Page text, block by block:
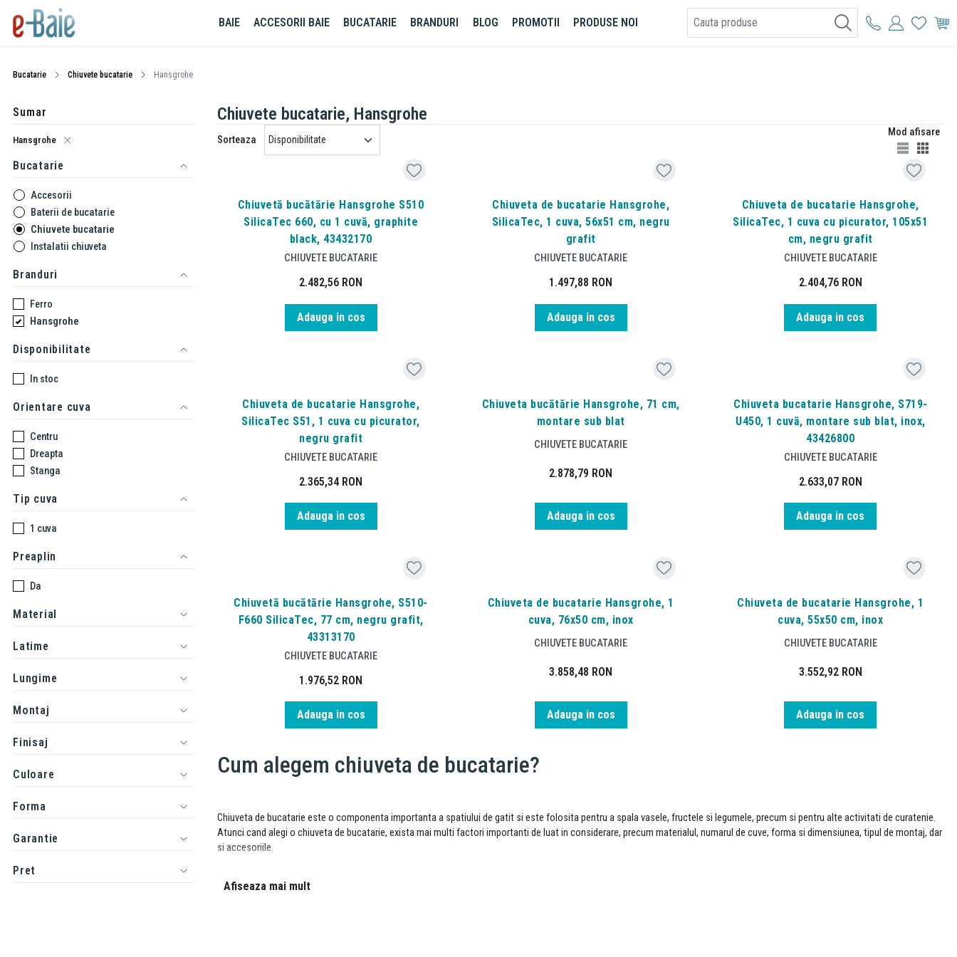
BAIE ACCESORII BAIE BUCATARIE BRANDURI BLOG PROMOTII PRODUSE NOI
Bucatarie Chiuvete bucatarie Hansgrohe
Sumar
Hansgrohe
Bucatarie
Accesorii
Baterii de bucatarie
Chiuvete bucatarie
Instalatii chiuveta
Branduri
Ferro
Hansgrohe
Disponibilitate
In stoc
Orientare cuva
Centru
Dreapta
Stanga
Tip cuva
1 cuva
Preaplin
Da
Material
Latime
Lungime
Montaj
Finisaj
Culoare
Forma
Garantie
Pret
Chiuvete bucatarie, Hansgrohe
Sorteaza
Mod afisare
Chiuvetă bucătărie Hansgrohe S510
SilicaTec 660, cu 1 cuvă, graphite
black, 43432170
CHIUVETE BUCATARIE
2.482,56 RON
Adauga in cos
Chiuveta de bucatarie Hansgrohe,
SilicaTec, 1 cuva, 56x51 cm, negru
grafit
CHIUVETE BUCATARIE
1.497,88 RON
Adauga in cos
Chiuveta de bucatarie Hansgrohe,
SilicaTec, 1 cuva cu picurator, 105x51
cm, negru grafit
CHIUVETE BUCATARIE
2.404,76 RON
Adauga in cos
Chiuveta de bucatarie Hansgrohe,
SilicaTec S51, 1 cuva cu picurator,
negru grafit
CHIUVETE BUCATARIE
2.365,34 RON
Adauga in cos
Chiuveta bucătărie Hansgrohe, 71 cm,
montare sub blat
CHIUVETE BUCATARIE
2.878,79 RON
Adauga in cos
Chiuveta bucatarie Hansgrohe, S719-
U450, 1 cuvă, montare sub blat, inox,
43426800
CHIUVETE BUCATARIE
2.633,07 RON
Adauga in cos
Chiuvetă bucătărie Hansgrohe, S510-
F660 SilicaTec, 77 cm, negru grafit,
43313170
CHIUVETE BUCATARIE
1.976,52 RON
Adauga in cos
Chiuveta de bucatarie Hansgrohe, 1
cuva, 76x50 cm, inox
CHIUVETE BUCATARIE
3.858,48 RON
Adauga in cos
Chiuveta de bucatarie Hansgrohe, 1
cuva, 55x50 cm, inox
CHIUVETE BUCATARIE
3.552,92 RON
Adauga in cos
Cum alegem chiuveta de bucatarie?
Chiuveta de bucatarie este o componenta importanta a spatiului de gatit si este folosita pentru a spala vasele, fructele si legumele, precum si pentru alte activitati de curatenie.
Atunci cand alegi o chiuveta de bucatarie, exista mai multi factori importanti de luat in considerare, precum materialul, numarul de cuve, forma si dimensiunea, tipul de montaj, dar
si accesoriile.
Afiseaza mai mult